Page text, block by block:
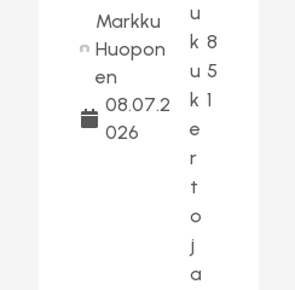
Markku
Huopon
en
08.07.2
026
u
k
u
k
e
r
t
o
j
a
8
5
1